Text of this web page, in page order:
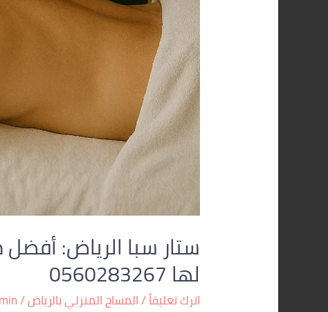
ستار سبا الرياض:
لها 0560283267
اترك تعليقاً/المساج المنزلي بالرياض/